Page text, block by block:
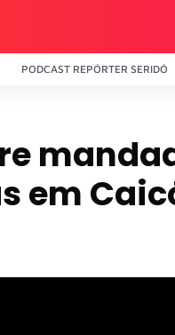
PODCAST REPÓRTER SERIDÓ
em